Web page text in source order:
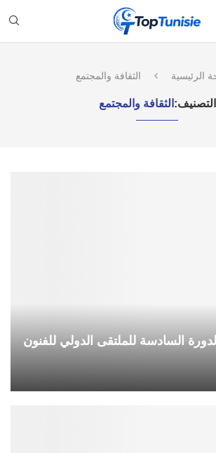
الرئيسية الثقافة والمجتمع
التصنيف: الثقافة والمجتمع
السادسة للملتقى الدولي للفنون